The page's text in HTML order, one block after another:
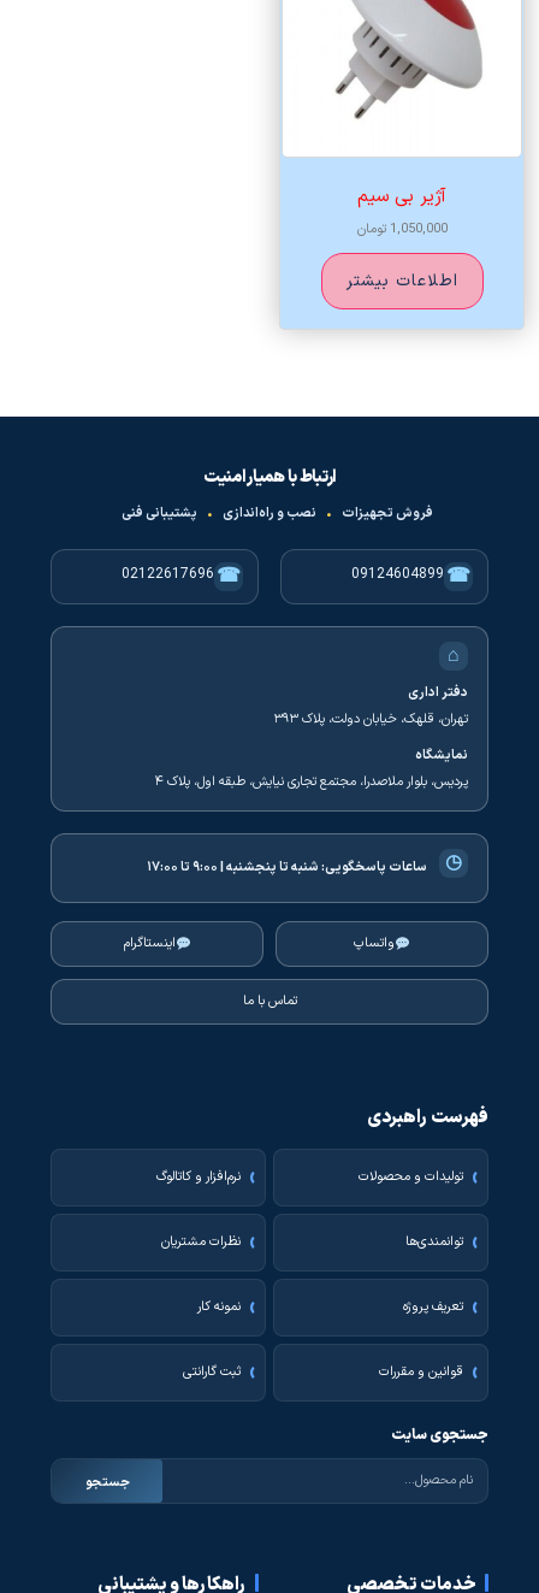
آژیر بی سیم
1,050,000 تومان
اطلاعات بیشتر
ارتباط با همیار امنیت
فروش تجهیزات • نصب و راه‌اندازی • پشتیبانی فنی
☎
09124604899
☎
02122617696
⌂
دفتر اداری
تهران، قلهک، خیابان دولت، پلاک ۳۹۳
نمایشگاه
پردیس، بلوار ملاصدرا، مجتمع تجاری نیایش، طبقه اول، پلاک ۴
◷ ساعات پاسخگویی:شنبه تا پنجشنبه | ۹:۰۰ تا ۱۷:۰۰
واتساپ اینستاگرام
تماس با ما
فهرست راهبردی
تولیدات و محصولات نرم‌افزار و کاتالوگ
توانمندی‌ها نظرات مشتریان
تعریف پروژه نمونه کار
قوانین و مقررات ثبت گارانتی
جستجوی سایت
جستجو
خدمات تخصصی راهکارها و پشتیبانی